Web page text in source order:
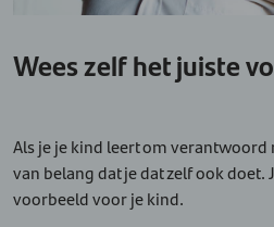
Wees zelf het juiste
Als je je kind leert om verantwoord
van belang dat je dat zelf ook doet.
voorbeeld voor je kind.